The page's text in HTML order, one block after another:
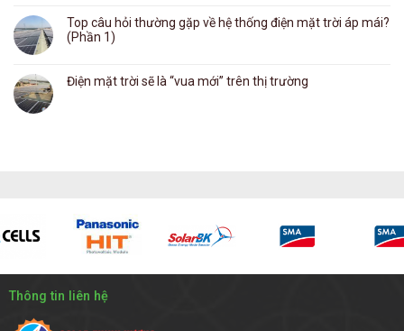
Top câu hỏi thường gặp về hệ thống điện mặt trời áp mái?
(Phần 1)
Điện mặt trời sẽ là “vua mới” trên thị trường
Thông tin liên hệ